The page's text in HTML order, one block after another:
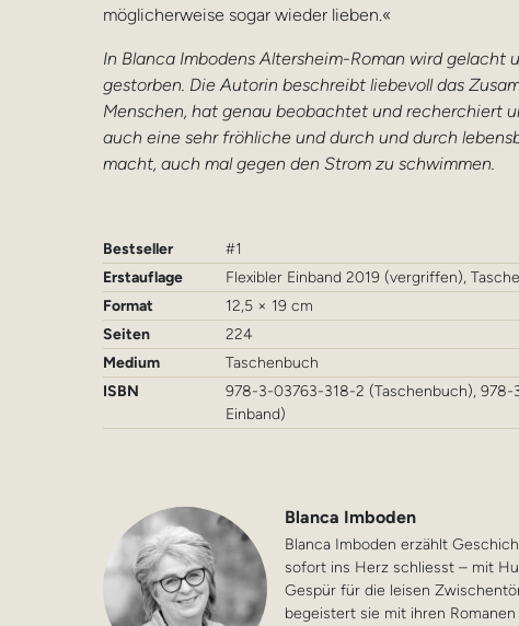
möglicherweise sogar wieder lieben.«
In Blanca Imbodens Altersheim-Roman wird gelacht
gestorben. Die Autorin beschreibt liebevoll das
Menschen, hat genau beobachtet und recherchiert
auch eine sehr fröhliche und durch und durch
macht, auch mal gegen den Strom zu schwimmen.
Bestseller
#1
Erstauflage
Flexibler Einband 2019 (vergriffen),
Format
12,5 × 19 cm
Seiten
224
Medium
Taschenbuch
ISBN
978-3-03763-318-2 (Taschenbuch),
Einband)
Blanca Imboden
Blanca Imboden erzählt
sofort ins Herz schliesst – mit
Gespür für die leisen
begeistert sie mit ihren